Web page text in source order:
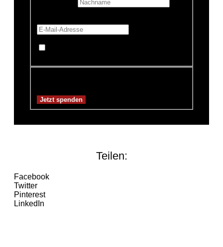
Teilen:
Facebook
Twitter
Pinterest
LinkedIn